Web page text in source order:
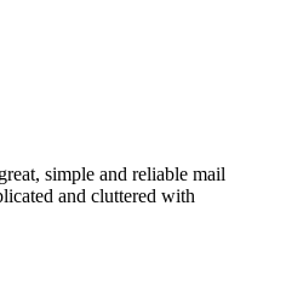
simple and reliable mail
and cluttered with